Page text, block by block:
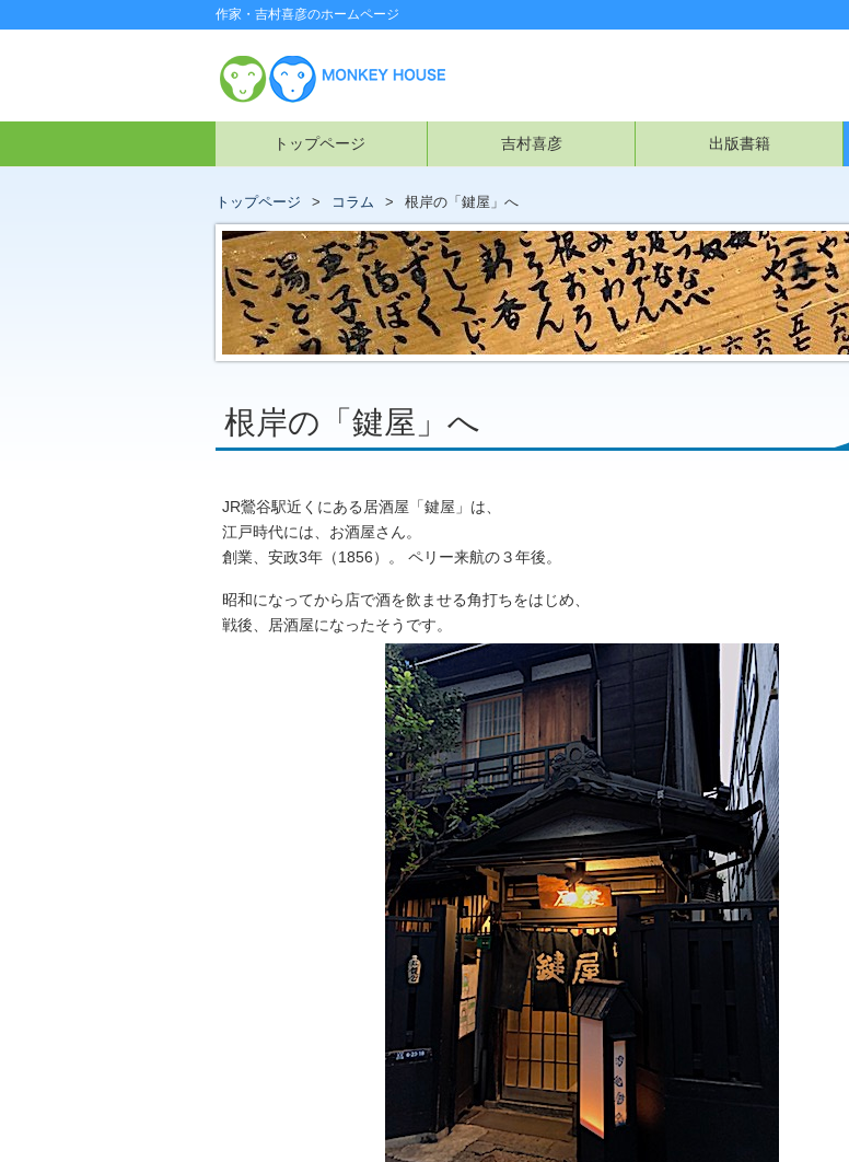
作家・吉村喜彦のホームページ
トップページ 吉村喜彦 出版書籍
トップページ コラム 根岸の「鍵屋」へ
根岸の「鍵屋」へ
JR鶯谷駅近くにある居酒屋「鍵屋」は、
江戸時代には、お酒屋さん。
創業、安政3年（1856）。 ペリー来航の３年後。
昭和になってから店で酒を飲ませる角打ちをはじめ、
戦後、居酒屋になったそうです。